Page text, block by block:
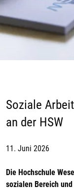
Soziale
an der HSW
11. Juni 2026
Die Hochschule
sozialen Bereich